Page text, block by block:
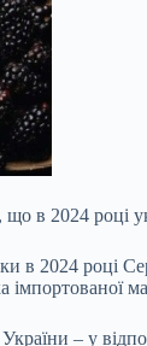
в 2024 році
в 2024 році
– у